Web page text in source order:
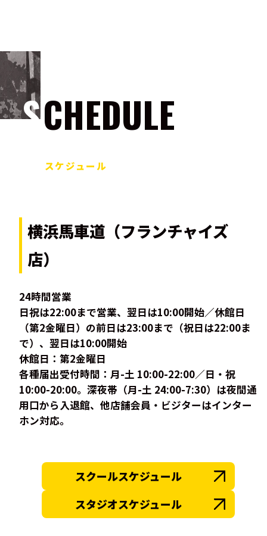
SCHEDULE
スケジュール
横浜馬車道（フランチャイズ
店）
24時間営業
日祝は22:00まで営業、翌日は10:00開始／休館日
（第2金曜日）の前日は23:00まで（祝日は22:00ま
で）、翌日は10:00開始
休館日：第2金曜日
各種届出受付時間：月-土 10:00-22:00／日・祝
10:00-20:00。深夜帯（月-土 24:00-7:30）は夜間通
用口から入退館、他店舗会員・ビジターはインター
ホン対応。
スクールスケジュール
スタジオスケジュール